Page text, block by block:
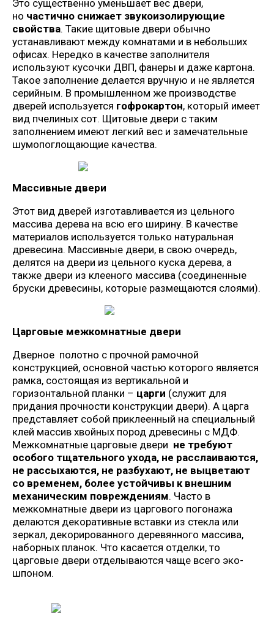
Это существенно уменьшает вес двери,
но частично снижает звукоизолирующие
свойства. Такие щитовые двери обычно
устанавливают между комнатами и в небольших
офисах. Нередко в качестве заполнителя
используют кусочки ДВП, фанеры и даже картона.
Такое заполнение делается вручную и не является
серийным. В промышленном же производстве
дверей используется гофрокартон, который имеет
вид пчелиных сот. Щитовые двери с таким
заполнением имеют легкий вес и замечательные
шумопоглощающие качества.
Массивные двери
Этот вид дверей изготавливается из цельного
массива дерева на всю его ширину. В качестве
материалов используется только натуральная
древесина. Массивные двери, в свою очередь,
делятся на двери из цельного куска дерева, а
также двери из клееного массива (соединенные
бруски древесины, которые размещаются слоями).
Царговые межкомнатные двери
Дверное полотно с прочной рамочной
конструкцией, основной частью которого является
рамка, состоящая из вертикальной и
горизонтальной планки – царги (служит для
придания прочности конструкции двери). А царга
представляет собой приклеенный на специальный
клей массив хвойных пород древесины с МДФ.
Межкомнатные царговые двери не требуют
особого тщательного ухода, не расслаиваются,
не рассыхаются, не разбухают, не выцветают
со временем, более устойчивы к внешним
механическим повреждениям. Часто в
межкомнатные двери из царгового погонажа
делаются декоративные вставки из стекла или
зеркал, декорированного деревянного массива,
наборных планок. Что касается отделки, то
царговые двери отделываются чаще всего эко-
шпоном.